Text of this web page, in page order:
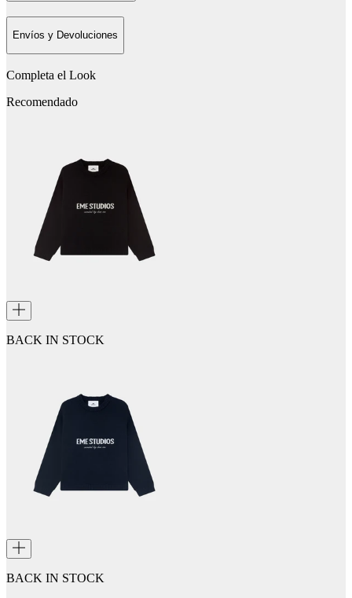
Envíos y Devoluciones
Completa el Look
Recomendado
BACK IN STOCK
BACK IN STOCK